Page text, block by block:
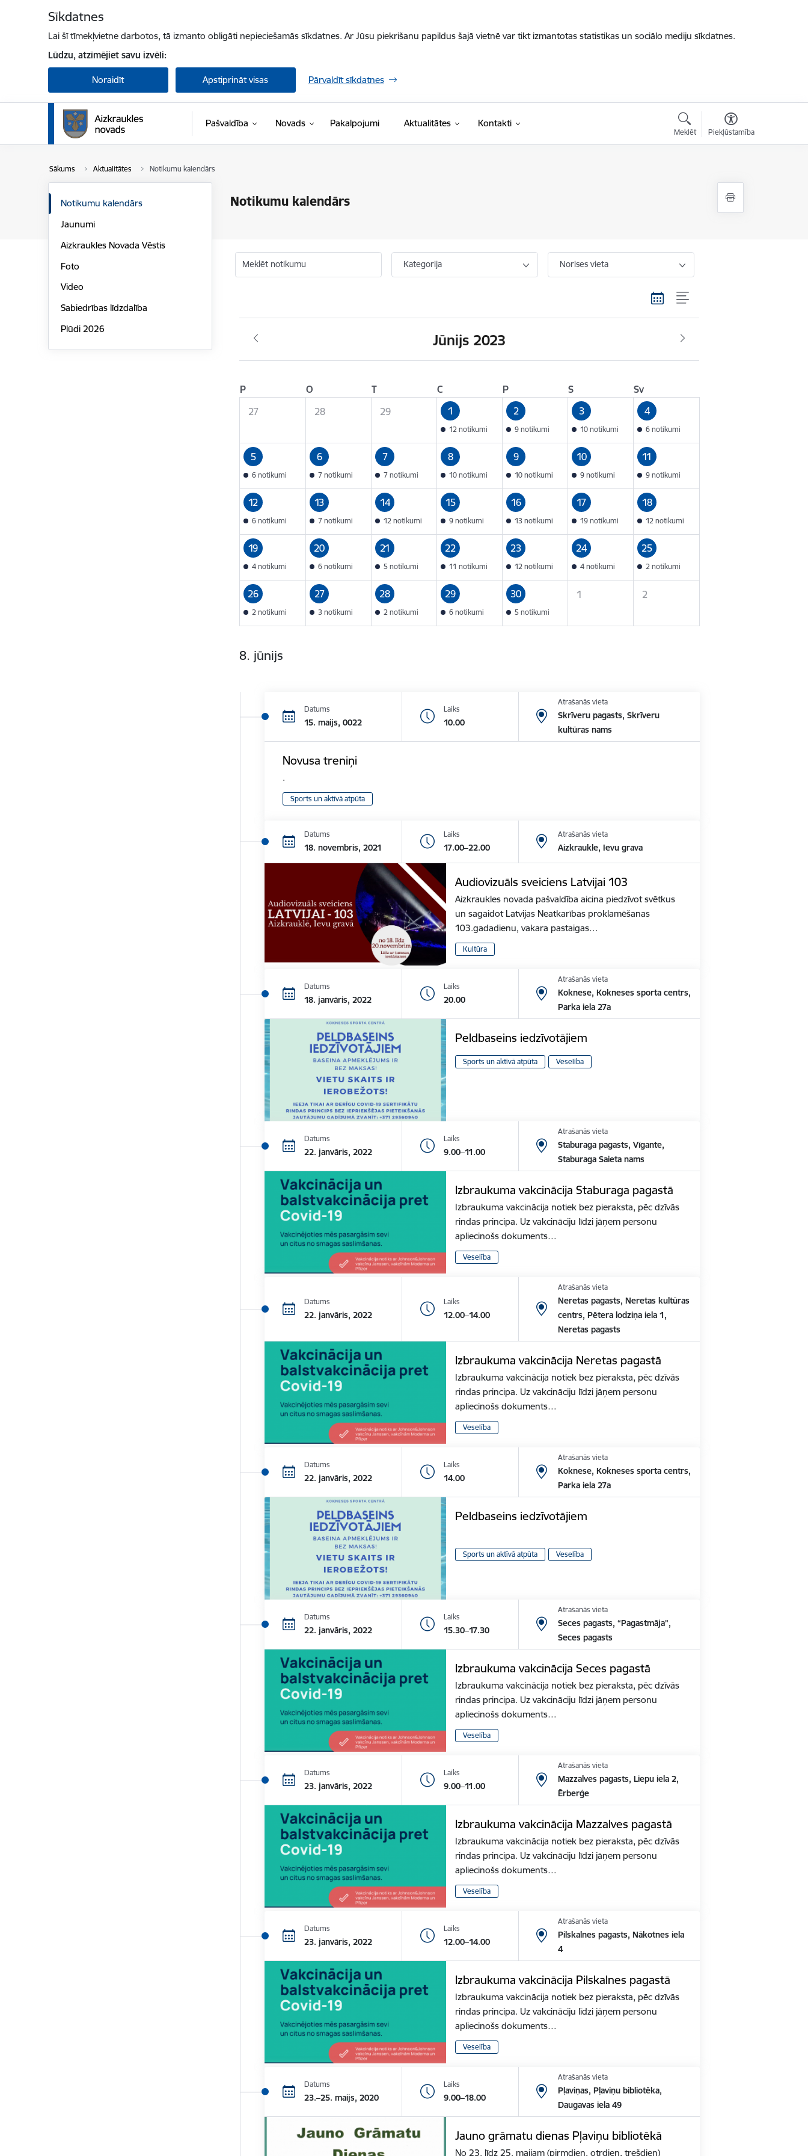
Sīkdatnes
Lai šī tīmekļvietne darbotos, tā izmanto obligāti nepieciešamās sīkdatnes. Ar Jūsu piekrišanu papildus šajā vietnē var tikt izmantotas statistikas un sociālo mediju sīkdatnes.
Lūdzu, atzīmējiet savu izvēli:
Noraidīt Apstiprināt visas Pārvaldīt sīkdatnes
Pašvaldība Novads Pakalpojumi Aktualitātes Kontakti
Meklēt Piekļūstamība
Sākums Aktualitātes Notikumu kalendārs
Notikumu kalendārs
Notikumu kalendārs
Jaunumi
Aizkraukles Novada Vēstis
Foto
Video
Sabiedrības līdzdalība
Plūdi 2026
Meklēt notikumu Kategorija Norises vieta
Jūnijs 2023
P O T C P S
Sv
27
28 29 1
12 notikumi
2
9 notikumi
3
10 notikumi
4
6 notikumi
5
6 notikumi
6
7 notikumi
7
7 notikumi
8
10 notikumi
9
10 notikumi
10
9 notikumi
11
9 notikumi
12
6 notikumi
13
7 notikumi
14
12 notikumi
15
9 notikumi
16
13 notikumi
17
19 notikumi
18
12 notikumi
19
4 notikumi
20
6 notikumi
21
5 notikumi
22
11 notikumi
23
12 notikumi
24
4 notikumi
25
2 notikumi
26
2 notikumi
27
3 notikumi
28
2 notikumi
29
6 notikumi
30
5 notikumi
1 2
8. jūnijs
Datums
15. maijs, 0022
Laiks
10.00
Atrašanās vieta
Skrīveru pagasts, Skrīveru
kultūras nams
Novusa treniņi
.
Sports un aktīvā atpūta
Datums
18. novembris, 2021
Laiks
17.00–22.00
Atrašanās vieta
Aizkraukle, Ievu grava
Audiovizuāls sveiciens Latvijai 103
Aizkraukles novada pašvaldība aicina piedzīvot svētkus
un sagaidot Latvijas Neatkarības proklamēšanas
103.gadadienu, vakara pastaigas…
Kultūra
Datums
18. janvāris, 2022
Laiks
20.00
Atrašanās vieta
Koknese, Kokneses sporta centrs,
Parka iela 27a
Peldbaseins iedzīvotājiem
Sports un aktīvā atpūta Veselība
Datums
22. janvāris, 2022
Laiks
9.00–11.00
Atrašanās vieta
Staburaga pagasts, Vīgante,
Staburaga Saieta nams
Izbraukuma vakcinācija Staburaga pagastā
Izbraukuma vakcinācija notiek bez pieraksta, pēc dzīvās
rindas principa. Uz vakcināciju līdzi jāņem personu
apliecinošs dokuments…
Veselība
Datums
22. janvāris, 2022
Laiks
12.00–14.00
Atrašanās vieta
Neretas pagasts, Neretas kultūras
centrs, Pētera lodziņa iela 1,
Neretas pagasts
Izbraukuma vakcinācija Neretas pagastā
Izbraukuma vakcinācija notiek bez pieraksta, pēc dzīvās
rindas principa. Uz vakcināciju līdzi jāņem personu
apliecinošs dokuments…
Veselība
Datums
22. janvāris, 2022
Laiks
14.00
Atrašanās vieta
Koknese, Kokneses sporta centrs,
Parka iela 27a
Peldbaseins iedzīvotājiem
Sports un aktīvā atpūta Veselība
Datums
22. janvāris, 2022
Laiks
15.30–17.30
Atrašanās vieta
Seces pagasts, “Pagastmāja”,
Seces pagasts
Izbraukuma vakcinācija Seces pagastā
Izbraukuma vakcinācija notiek bez pieraksta, pēc dzīvās
rindas principa. Uz vakcināciju līdzi jāņem personu
apliecinošs dokuments…
Veselība
Datums
23. janvāris, 2022
Laiks
9.00–11.00
Atrašanās vieta
Mazzalves pagasts, Liepu iela 2,
Ērberģe
Izbraukuma vakcinācija Mazzalves pagastā
Izbraukuma vakcinācija notiek bez pieraksta, pēc dzīvās
rindas principa. Uz vakcināciju līdzi jāņem personu
apliecinošs dokuments…
Veselība
Datums
23. janvāris, 2022
Laiks
12.00–14.00
Atrašanās vieta
Pilskalnes pagasts, Nākotnes iela
4
Izbraukuma vakcinācija Pilskalnes pagastā
Izbraukuma vakcinācija notiek bez pieraksta, pēc dzīvās
rindas principa. Uz vakcināciju līdzi jāņem personu
apliecinošs dokuments…
Veselība
Datums
23.–25. maijs, 2020
Laiks
9.00–18.00
Atrašanās vieta
Pļaviņas, Pļaviņu bibliotēka,
Daugavas iela 49
Jauno grāmatu dienas Pļaviņu bibliotēkā
No 23. līdz 25. maijam (pirmdien, otrdien, trešdien)